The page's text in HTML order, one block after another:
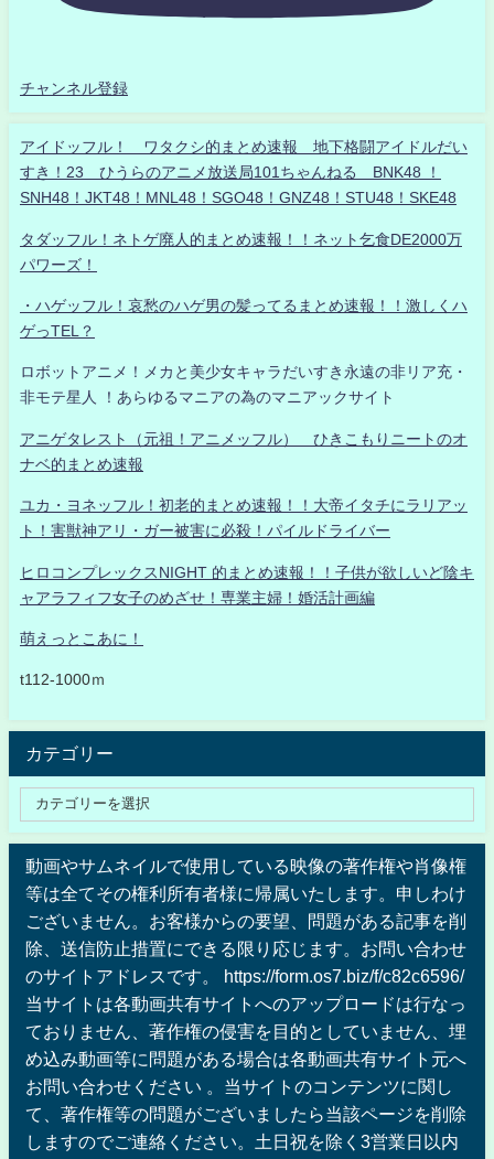
チャンネル登録
アイドッフル！ ワタクシ的まとめ速報 地下格闘アイドルだい
すき！23 ひうらのアニメ放送局101ちゃんねる BNK48 ！
SNH48！JKT48！MNL48！SGO48！GNZ48！STU48！SKE48
タダッフル！ネトゲ廃人的まとめ速報！！ネット乞食DE2000万
パワーズ！
・ハゲッフル！哀愁のハゲ男の髪ってるまとめ速報！！激しくハ
ゲっTEL？
ロボットアニメ！メカと美少女キャラだいすき永遠の非リア充・
非モテ星人 ！あらゆるマニアの為のマニアックサイト
アニゲタレスト（元祖！アニメッフル） ひきこもりニートのオ
ナベ的まとめ速報
ユカ・ヨネッフル！初老的まとめ速報！！大帝イタチにラリアッ
ト！害獣神アリ・ガー被害に必殺！パイルドライバー
ヒロコンプレックスNIGHT 的まとめ速報！！子供が欲しいど陰キ
ャアラフィフ女子のめざせ！専業主婦！婚活計画編
萌えっとこあに！
t112-1000ｍ
カテゴリー
動画やサムネイルで使用している映像の著作権や肖像権
等は全てその権利所有者様に帰属いたします。申しわけ
ございません。お客様からの要望、問題がある記事を削
除、送信防止措置にできる限り応じます。お問い合わせ
のサイトアドレスです。 https://form.os7.biz/f/c82c6596/
当サイトは各動画共有サイトへのアップロードは行なっ
ておりません、著作権の侵害を目的としていません、埋
め込み動画等に問題がある場合は各動画共有サイト元へ
お問い合わせください 。当サイトのコンテンツに関し
て、著作権等の問題がございましたら当該ページを削除
しますのでご連絡ください。土日祝を除く3営業日以内